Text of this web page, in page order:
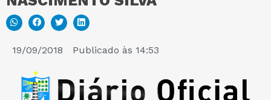
19/09/2018 Publicado às 14:53
E-SIC
PERGUNTAS FREQUENTES